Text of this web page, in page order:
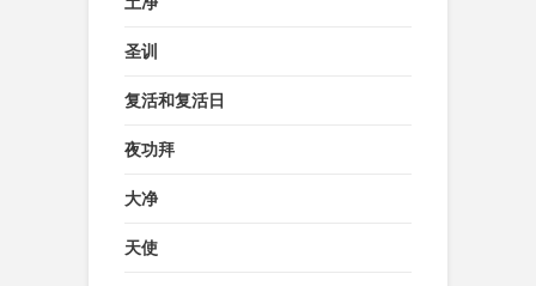
圣训
复活和复活日
夜功拜
大净
天使